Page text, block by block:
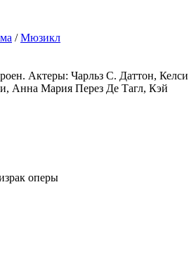
/Мюзикл
Актеры: Чарльз С. Даттон, Келси
Анна Мария Перез Де Тагл, Кэй